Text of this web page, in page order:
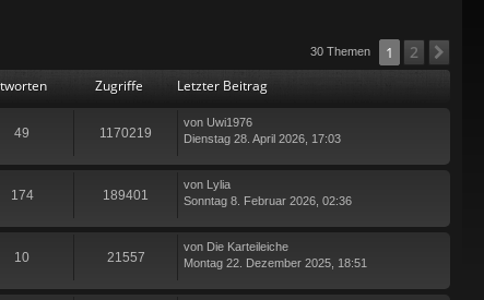
30 Themen 1 2
Zugriffe Letzter Beitrag
49 1170219
von Uwi1976
Dienstag 28. April 2026, 17:03
174 189401
von Lylia
Sonntag 8. Februar 2026, 02:36
10 21557
von Die Karteileiche
Montag 22. Dezember 2025, 18:51